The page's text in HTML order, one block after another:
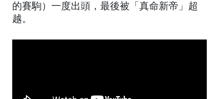
的賽駒）一度出頭，最後被「真命新帝」超
越。